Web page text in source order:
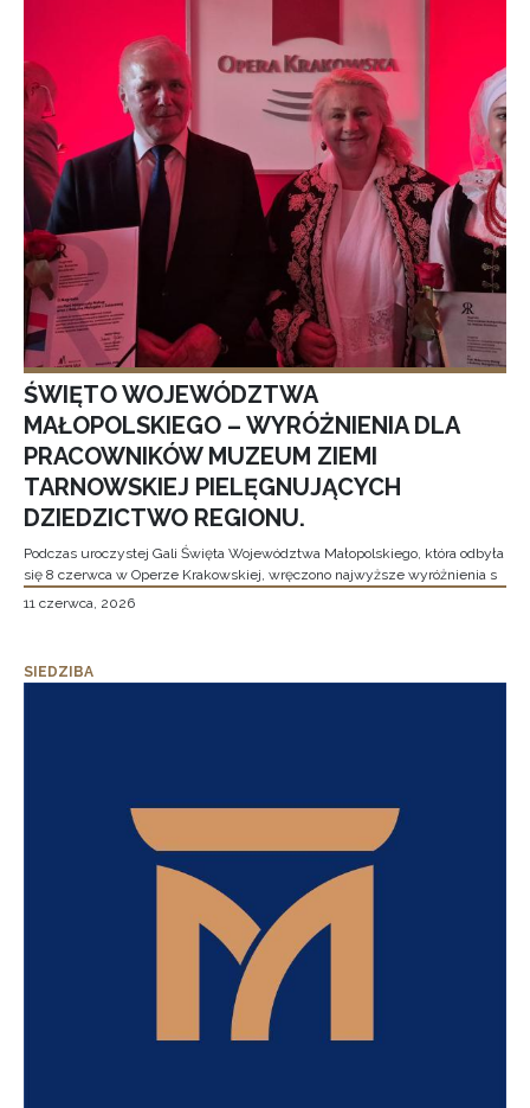
ŚWIĘTO WOJEWÓDZTWA
MAŁOPOLSKIEGO – WYRÓŻNIENIA DLA
PRACOWNIKÓW MUZEUM ZIEMI
TARNOWSKIEJ PIELĘGNUJĄCYCH
DZIEDZICTWO REGIONU.
Podczas uroczystej Gali Święta Województwa Małopolskiego, która odbyła
się 8 czerwca w Operze Krakowskiej, wręczono najwyższe wyróżnienia s
11 czerwca, 2026
SIEDZIBA